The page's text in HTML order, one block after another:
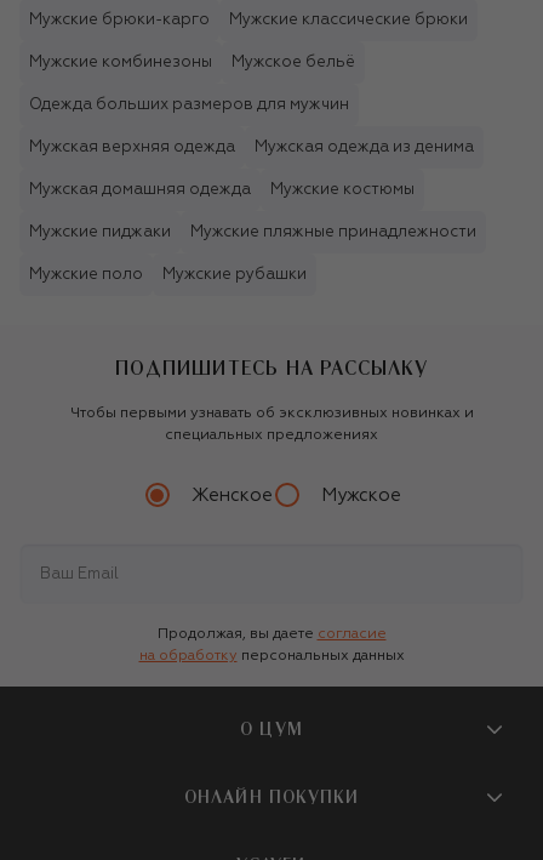
Мужские брюки-карго Мужские классические брюки
Мужские комбинезоны Мужское бельё
Одежда больших размеров для мужчин
Мужская верхняя одежда Мужская одежда из денима
Мужская домашняя одежда Мужские костюмы
Мужские пиджаки Мужские пляжные принадлежности
Мужские поло Мужские рубашки
ПОДПИШИТЕСЬ НА РАССЫЛКУ
Чтобы первыми узнавать об эксклюзивных новинках и
специальных предложениях
Женское Мужское
Продолжая, вы даете согласие
на обработку персональных данных
О ЦУМ
О магазине
ОНЛАЙН ПОКУПКИ